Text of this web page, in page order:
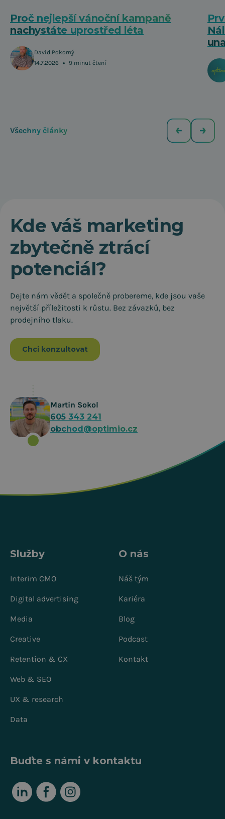
Proč nejlepší vánoční kampaně
nachystáte uprostřed léta
David Pokorný
14.7.2026
• 9 minut čtení
Všechny články
Kde váš marketing
zbytečně ztrácí
potenciál?
Dejte nám vědět a společně probereme, kde jsou vaše
největší příležitosti k růstu. Bez závazků, bez
prodejního tlaku.
Chci konzultovat
Martin Sokol
605 343 241
obchod@optimio.cz
Služby
Interim CMO
Digital advertising
Media
Creative
Retention & CX
Web & SEO
UX & research
Data
O nás
Náš tým
Kariéra
Blog
Podcast
Kontakt
Buďte s námi v kontaktu